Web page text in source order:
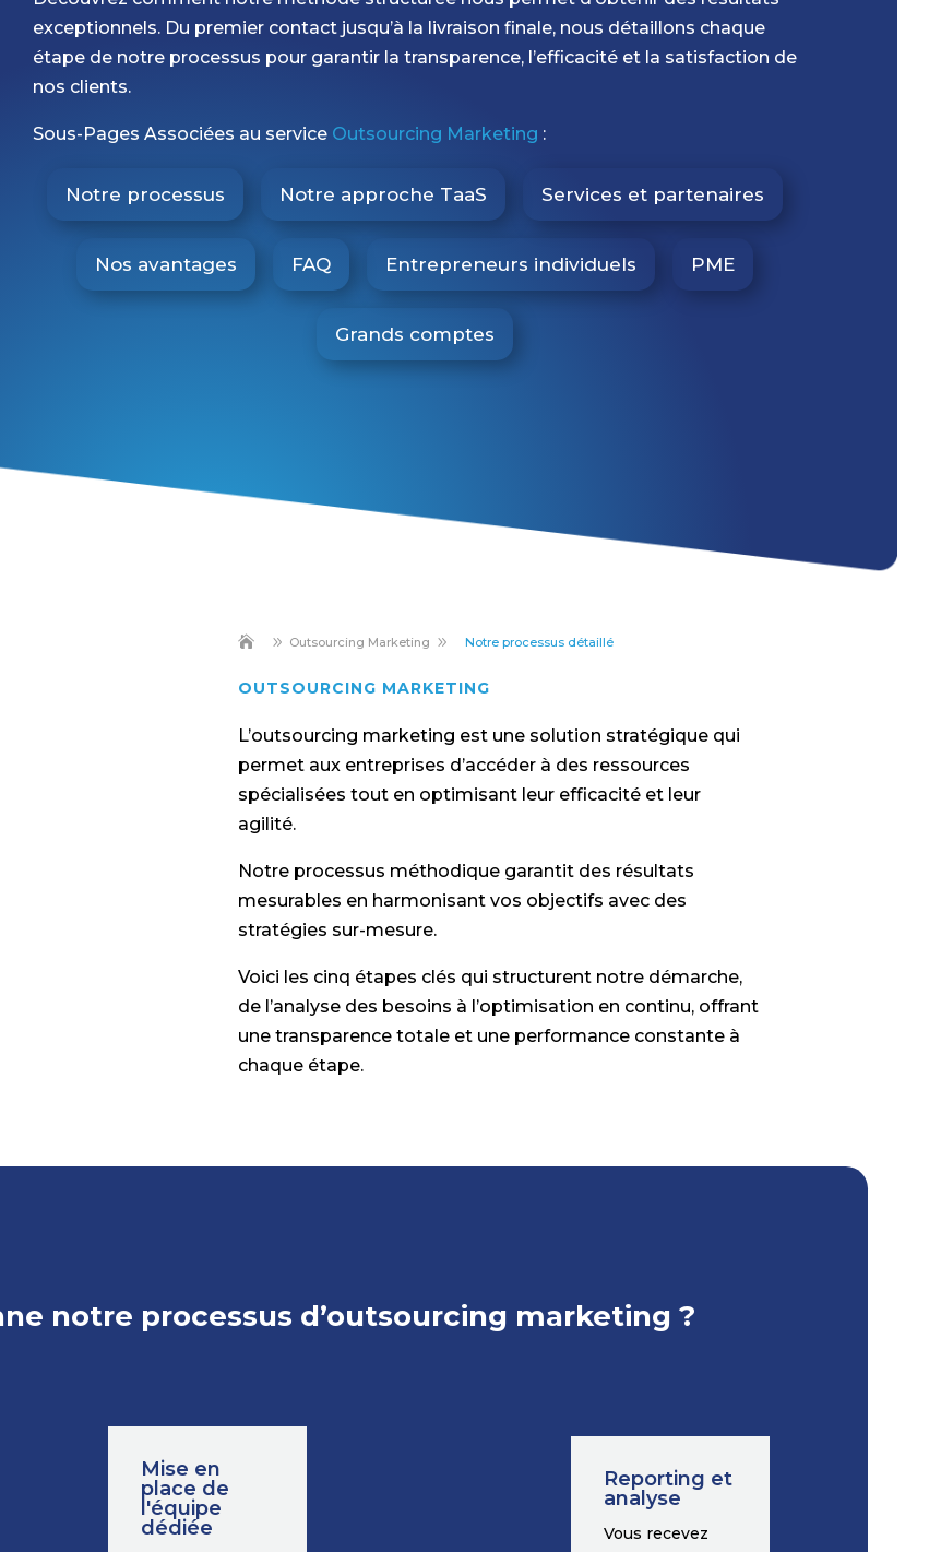
exceptionnels. Du premier contact jusqu’à la livraison finale, nous détaillons chaque
étape de notre processus pour garantir la transparence, l’efficacité et la satisfaction de
nos clients.
Sous-Pages Associées au service Outsourcing Marketing :
Notre processus Notre approche TaaS Services et partenaires
Nos avantages FAQ Entrepreneurs individuels PME
Grands comptes
9 Outsourcing Marketing 9 Notre processus détaillé
OUTSOURCING MARKETING
L’outsourcing marketing est une solution stratégique qui
permet aux entreprises d’accéder à des ressources
spécialisées tout en optimisant leur efficacité et leur
agilité.
Notre processus méthodique garantit des résultats
mesurables en harmonisant vos objectifs avec des
stratégies sur-mesure.
Voici les cinq étapes clés qui structurent notre démarche,
de l’analyse des besoins à l’optimisation en continu, offrant
une transparence totale et une performance constante à
chaque étape.
notre processus d’outsourcing marketing ?
Mise en
place de
l'équipe
dédiée
Reporting et
analyse
Vous recevez